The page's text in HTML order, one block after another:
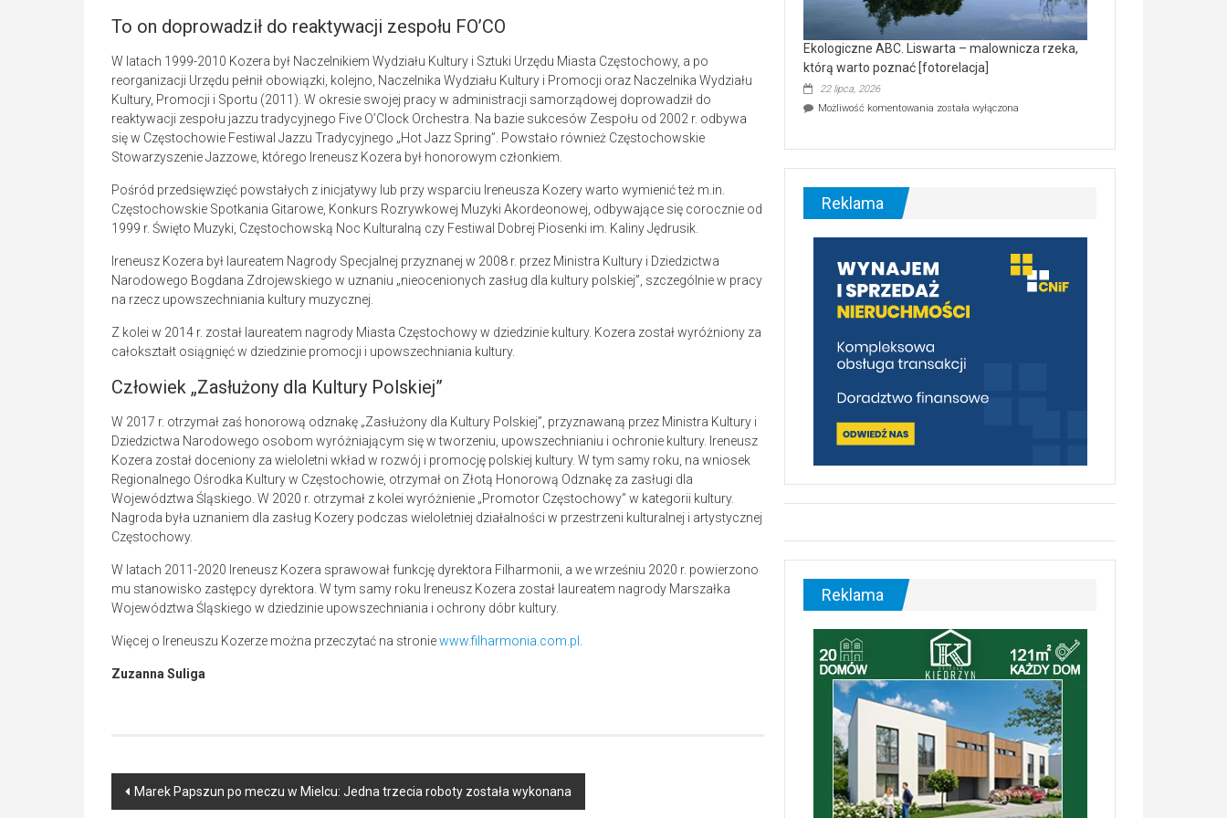
To on doprowadził do reaktywacji zespołu FO’CO
W latach 1999-2010 Kozera był Naczelnikiem Wydziału Kultury i Sztuki Urzędu Miasta Częstochowy, a po
reorganizacji Urzędu pełnił obowiązki, kolejno, Naczelnika Wydziału Kultury i Promocji oraz Naczelnika Wydziału
Kultury, Promocji i Sportu (2011). W okresie swojej pracy w administracji samorządowej doprowadził do
reaktywacji zespołu jazzu tradycyjnego Five O’Clock Orchestra. Na bazie sukcesów Zespołu od 2002 r. odbywa
się w Częstochowie Festiwal Jazzu Tradycyjnego „Hot Jazz Spring”. Powstało również Częstochowskie
Stowarzyszenie Jazzowe, którego Ireneusz Kozera był honorowym członkiem.
Pośród przedsięwzięć powstałych z inicjatywy lub przy wsparciu Ireneusza Kozery warto wymienić też m.in.
Częstochowskie Spotkania Gitarowe, Konkurs Rozrywkowej Muzyki Akordeonowej, odbywające się corocznie od
1999 r. Święto Muzyki, Częstochowską Noc Kulturalną czy Festiwal Dobrej Piosenki im. Kaliny Jędrusik.
Ireneusz Kozera był laureatem Nagrody Specjalnej przyznanej w 2008 r. przez Ministra Kultury i Dziedzictwa
Narodowego Bogdana Zdrojewskiego w uznaniu „nieocenionych zasług dla kultury polskiej”, szczególnie w pracy
na rzecz upowszechniania kultury muzycznej.
Z kolei w 2014 r. został laureatem nagrody Miasta Częstochowy w dziedzinie kultury. Kozera został wyróżniony za
całokształt osiągnięć w dziedzinie promocji i upowszechniania kultury.
Człowiek „Zasłużony dla Kultury Polskiej”
W 2017 r. otrzymał zaś honorową odznakę „Zasłużony dla Kultury Polskiej”, przyznawaną przez Ministra Kultury i
Dziedzictwa Narodowego osobom wyróżniającym się w tworzeniu, upowszechnianiu i ochronie kultury. Ireneusz
Kozera został doceniony za wieloletni wkład w rozwój i promocję polskiej kultury. W tym samy roku, na wniosek
Regionalnego Ośrodka Kultury w Częstochowie, otrzymał on Złotą Honorową Odznakę za zasługi dla
Województwa Śląskiego. W 2020 r. otrzymał z kolei wyróżnienie „Promotor Częstochowy” w kategorii kultury.
Nagroda była uznaniem dla zasług Kozery podczas wieloletniej działalności w przestrzeni kulturalnej i artystycznej
Częstochowy.
W latach 2011-2020 Ireneusz Kozera sprawował funkcję dyrektora Filharmonii, a we wrześniu 2020 r. powierzono
mu stanowisko zastępcy dyrektora. W tym samy roku Ireneusz Kozera został laureatem nagrody Marszałka
Województwa Śląskiego w dziedzinie upowszechniania i ochrony dóbr kultury.
Więcej o Ireneuszu Kozerze można przeczytać na stroniewww.filharmonia.com.pl .
Zuzanna Suliga
Post
Marek Papszun po meczu w Mielcu: Jedna trzecia roboty została wykonana
Ekologiczne ABC. Liswarta – malownicza rzeka,
którą warto poznać [fotorelacja]
22 lipca, 2026
Możliwość komentowania Ekologiczne
–
malownicza
[fotorelacja]
została wyłączona
Reklama
Reklama